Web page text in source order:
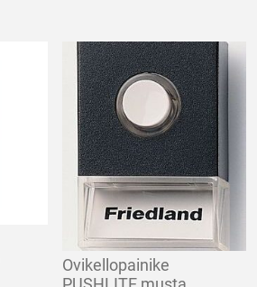
Ovikellopainike